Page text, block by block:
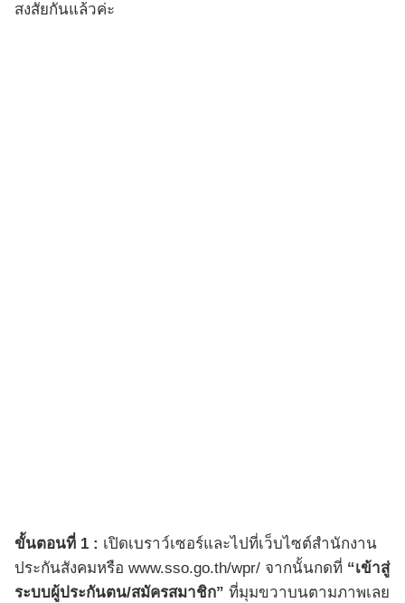
สงสัยกันแล้วค่ะ
ขั้นตอนที่ 1 : เปิดเบราว์เซอร์และไปที่เว็บไซต์สำนักงาน
ประกันสังคมหรือ www.sso.go.th/wpr/ จากนั้นกดที่ “เข้าสู่
ระบบผู้ประกันตน/สมัครสมาชิก” ที่มุมขวาบนตามภาพเลย